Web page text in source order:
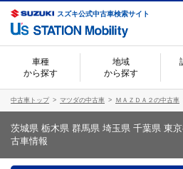
スズキ公式中古車検索サイト
車種
から探す
地域
から探す
中古車トップ マツダの中古車 ＭＡＺＤＡ２の中古車
茨城県 栃木県 群馬県 埼玉県 千葉県 東
古車情報